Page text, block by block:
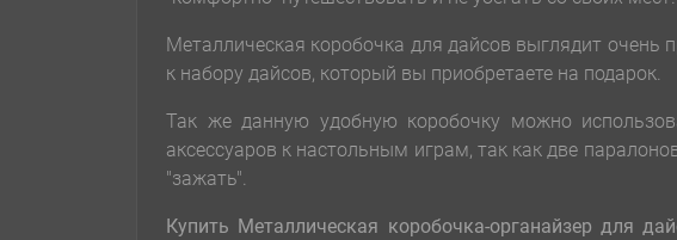
Металлическая коробочка для дайсов выглядит очень
к набору дайсов, который вы приобретаете на подарок.
Так же данную удобную коробочку можно
аксессуаров к настольным играм, так как две
"зажать".
Купить Металлическая коробочка-органайзер для